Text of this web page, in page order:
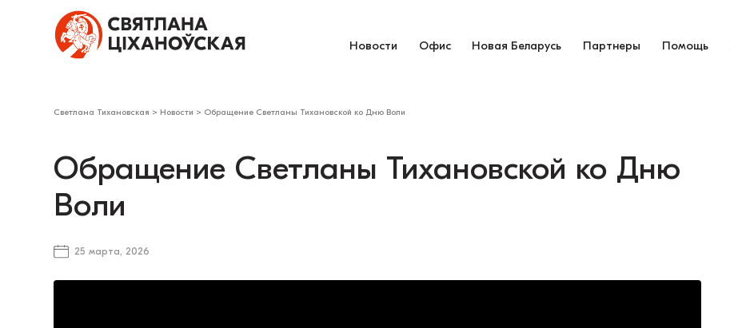
Новости Офис Новая Беларусь Партнеры Помощь
Светлана Тихановская > Новости > Обращение Светланы Тихановской ко Дню Воли
Обращение Светланы Тихановской ко Дню
Воли
25 марта, 2026